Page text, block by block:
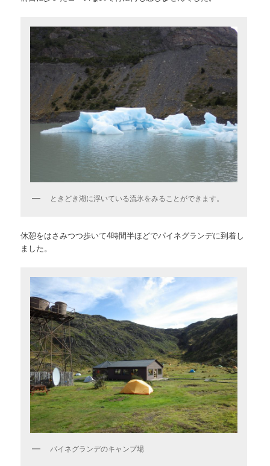
ときどき湖に浮いている流氷をみることができます。
休憩をはさみつつ歩いて4時間半ほどでパイネグランデに到着し
ました。
パイネグランデのキャンプ場